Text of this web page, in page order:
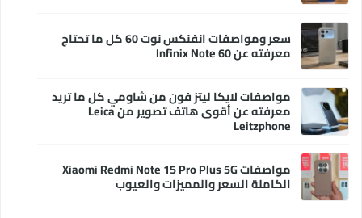
سعر ومواصفات انفنكس نوت 60 كل ما تحتاج
معرفته عن Infinix Note 60
مواصفات لايكا ليتز فون من شاومي كل ما تريد
معرفته عن أقوى هاتف تصوير من Leica
Leitzphone
مواصفات Xiaomi Redmi Note 15 Pro Plus 5G
الكاملة السعر والمميزات والعيوب